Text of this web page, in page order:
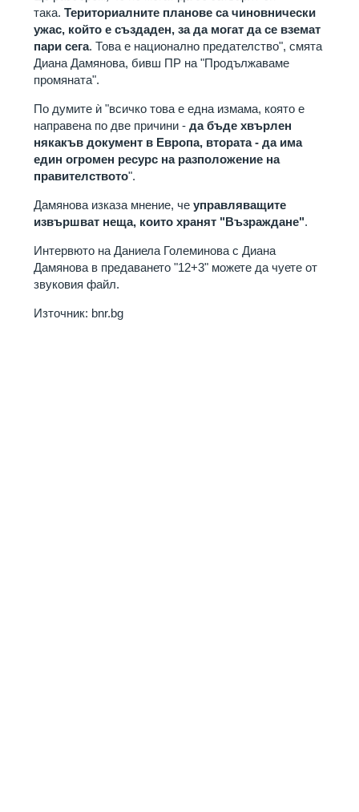
така. Териториалните планове са чиновнически
ужас, който е създаден, за да могат да се вземат
пари сега. Това е национално предателство", смята
Диана Дамянова, бивш ПР на "Продължаваме
промяната".
По думите ѝ "всичко това е една измама, която е
направена по две причини - да бъде хвърлен
някакъв документ в Европа, втората - да има
един огромен ресурс на разположение на
правителството".
Дамянова изказа мнение, че управляващите
извършват неща, които хранят "Възраждане".
Интервюто на Даниела Големинова с Диана
Дамянова в предаването "12+3" можете да чуете от
звуковия файл.
Източник: bnr.bg